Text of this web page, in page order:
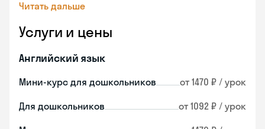
Читать дальше
Услуги и цены
Английский язык
Мини-курс для дошкольников от 1470 ₽ / урок
Для дошкольников от 1092 ₽ / урок